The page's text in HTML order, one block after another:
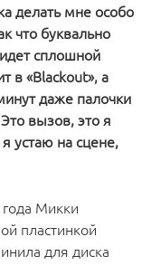
делать мне особо
что буквально
сплошной
в «Blackout», а
даже палочки
вызов, это я
устаю на сцене,
Микки
пластинкой
для диска